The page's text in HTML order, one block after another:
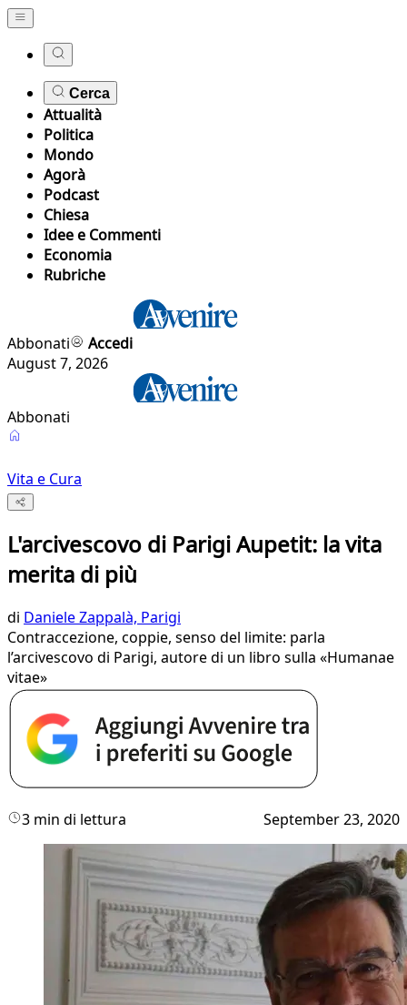
Cerca
Attualità
Politica
Mondo
Agorà
Podcast
Chiesa
Idee e Commenti
Economia
Rubriche
Abbonati
Accedi
August 7, 2026
Abbonati
Vita e Cura
L'arcivescovo di Parigi Aupetit: la vita
merita di più
di Daniele Zappalà, Parigi
Contraccezione, coppie, senso del limite: parla
l’arcivescovo di Parigi, autore di un libro sulla «Humanae
vitae»
3 min di lettura September 23, 2020